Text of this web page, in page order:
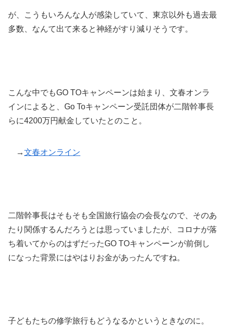
が、こうもいろんな人が感染していて、東京以外も過去最
多数、なんて出て来ると神経がすり減りそうです。
こんな中でもGO TOキャンペーンは始まり、文春オンラ
インによると、Go Toキャンペーン受託団体が二階幹事長
らに4200万円献金していたとのこと。
→文春オンライン
二階幹事長はそもそも全国旅行協会の会長なので、そのあ
たり関係するんだろうとは思っていましたが、コロナが落
ち着いてからのはずだったGO TOキャンペーンが前倒し
になった背景にはやはりお金があったんですね。
子どもたちの修学旅行もどうなるかというときなのに。